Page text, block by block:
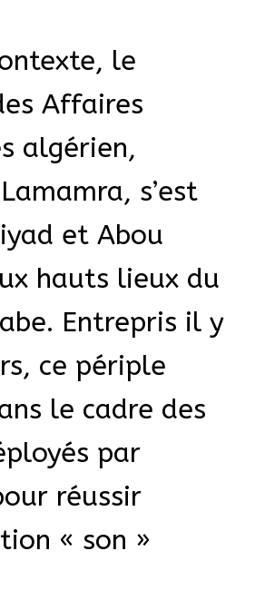
le
Affaires
algérien,
s’est
et Abou
hauts lieux du
Entrepris il y
ce périple
le cadre des
par
réussir
« son »